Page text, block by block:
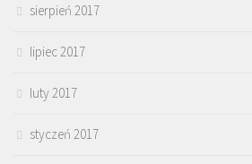
sierpień 2017
lipiec 2017
luty 2017
styczeń 2017